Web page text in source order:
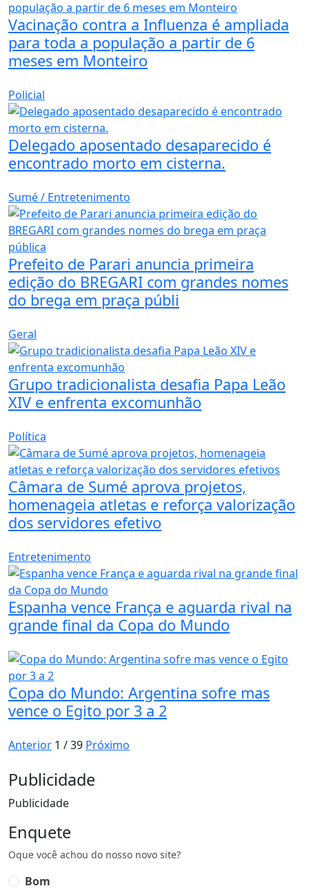
Vacinação contra a Influenza é ampliada
para toda a população a partir de 6
meses em Monteiro
Policial
Delegado aposentado desaparecido é
encontrado morto em cisterna.
Sumé / Entretenimento
Prefeito de Parari anuncia primeira
edição do BREGARI com grandes nomes
do brega em praça públi
Geral
Grupo tradicionalista desafia Papa Leão
XIV e enfrenta excomunhão
Política
Câmara de Sumé aprova projetos,
homenageia atletas e reforça valorização
dos servidores efetivo
Entretenimento
Espanha vence França e aguarda rival na
grande final da Copa do Mundo
Copa do Mundo: Argentina sofre mas
vence o Egito por 3 a 2
Anterior 1 / 39 Próximo
Publicidade
Publicidade
Enquete
Oque você achou do nosso novo site?
Bom